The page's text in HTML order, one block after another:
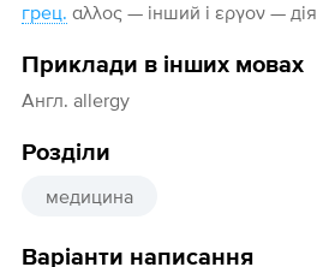
грец. αλλος — інший і εργον — дія
Приклади в інших мовах
Англ. allergy
Розділи
медицина
Варіанти написання